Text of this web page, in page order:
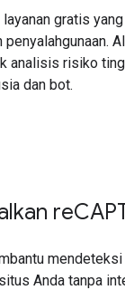
layanan gratis
penyalahgunaan.
analisis risiko
dan bot.
Anda tanpa